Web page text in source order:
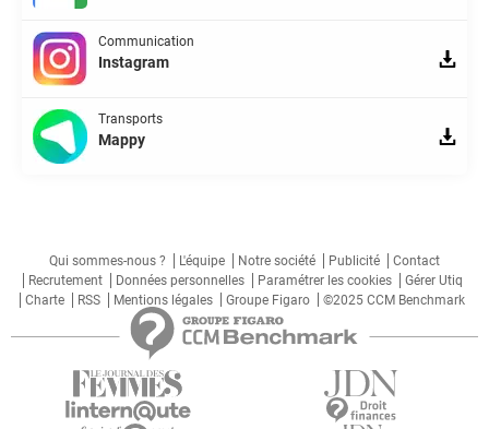
Communication
Instagram
Transports
Mappy
Qui sommes-nous ? L'équipe Notre société Publicité
Contact
Recrutement
Données personnelles Paramétrer les cookies
Gérer Utiq
Charte
RSS Mentions légales Groupe Figaro ©2025 CCM Benchmark